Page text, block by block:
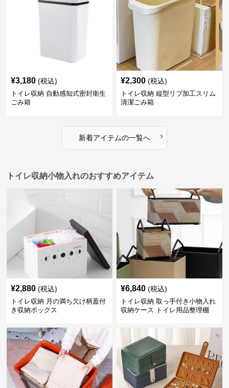
¥3,180 (税込)
トイレ収納 自動感知式密封衛生
ごみ箱
¥2,300 (税込)
トイレ収納 縦型リブ加工スリム
清潔ごみ箱
新着アイテムの一覧へ ›
トイレ収納小物入れのおすすめアイテム
¥2,880 (税込)
トイレ収納 月の満ち欠け柄蓋付
き収納ボックス
¥6,840 (税込)
トイレ収納 取っ手付き小物入れ
収納ケース トイレ用品整理棚